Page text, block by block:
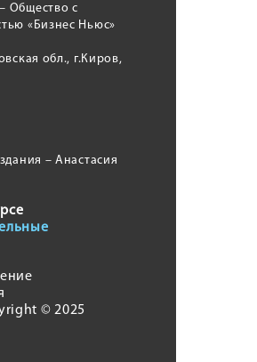
Общество с
«Бизнес Ньюс»
обл., г.Киров,
– Анастасия
© 2025